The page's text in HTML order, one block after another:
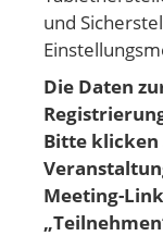
und
Die Daten
Bitte klicken
Meeting-